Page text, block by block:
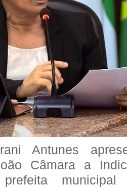
Antunes
Câmara a